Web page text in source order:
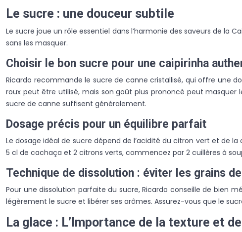
Le sucre : une douceur subtile
Le sucre joue un rôle essentiel dans l’harmonie des saveurs de
sans les masquer.
Choisir le bon sucre pour une caipirinha
Ricardo recommande le sucre de canne cristallisé, qui offre une
roux peut être utilisé, mais son goût plus prononcé peut masquer
sucre de canne suffisent généralement.
Dosage précis pour un équilibre parfait
Le dosage idéal de sucre dépend de l’acidité du citron vert et de
5 cl de cachaça et 2 citrons verts, commencez par 2 cuillères à
Technique de dissolution : éviter les grains
Pour une dissolution parfaite du sucre, Ricardo conseille de bien
légèrement le sucre et libérer ses arômes. Assurez-vous que le
La glace : L’Importance de la texture et